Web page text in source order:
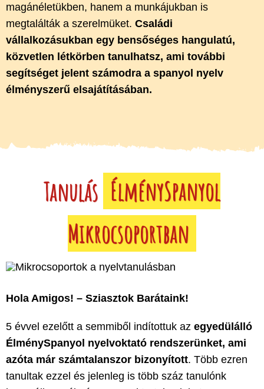
magánéletükben, hanem a munkájukban is
megtalálták a szerelmüket. Családi
vállalkozásukban egy bensőséges hangulatú,
közvetlen létkörben tanulhatsz, ami további
segítséget jelent számodra a spanyol nyelv
élményszerű elsajátításában.
Tanulás ÉlménySpanyol
Mikrocsoportban
Hola Amigos! – Sziasztok Barátaink!
5 évvel ezelőtt a semmiből indítottuk az egyedülálló
ÉlménySpanyol nyelvoktató rendszerünket, ami
azóta már számtalanszor bizonyított. Több ezren
tanultak ezzel és jelenleg is több száz tanulónk